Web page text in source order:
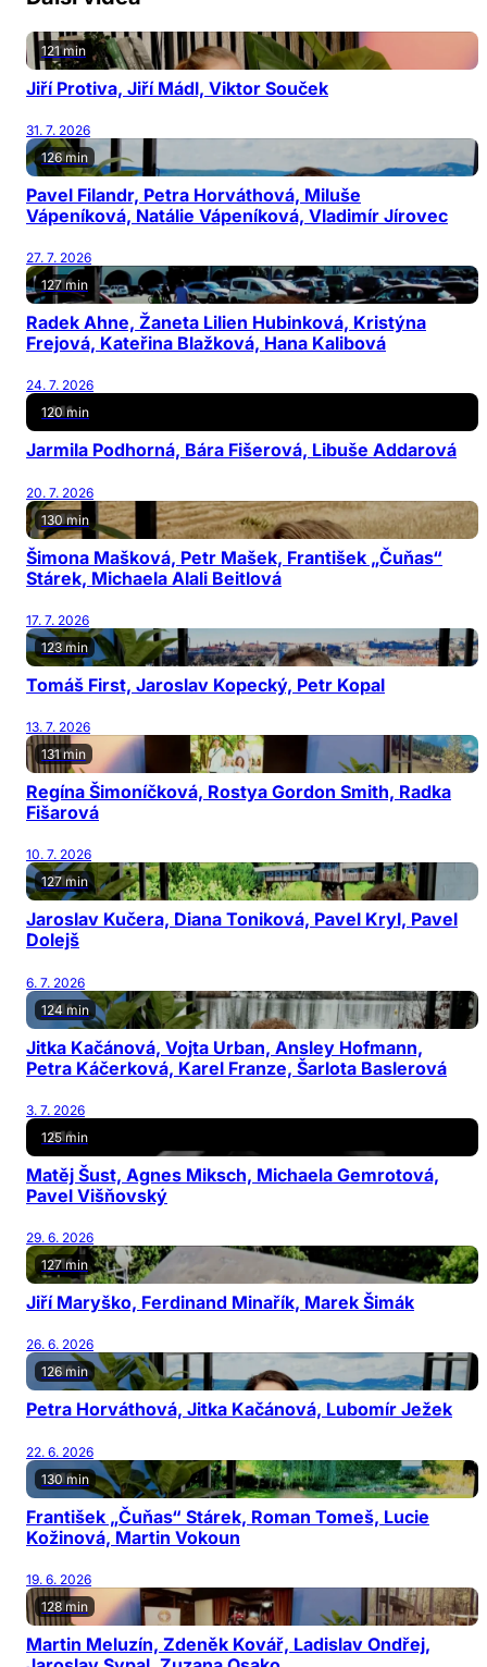
121 min
Jiří Protiva, Jiří Mádl, Viktor Souček
31. 7. 2026
126 min
Pavel Filandr, Petra Horváthová, Miluše
Vápeníková, Natálie Vápeníková, Vladimír Jírovec
27. 7. 2026
127 min
Radek Ahne, Žaneta Lilien Hubinková, Kristýna
Frejová, Kateřina Blažková, Hana Kalibová
24. 7. 2026
120 min
Jarmila Podhorná, Bára Fišerová, Libuše Addarová
20. 7. 2026
130 min
Šimona Mašková, Petr Mašek, František „Čuňas“
Stárek, Michaela Alali Beitlová
17. 7. 2026
123 min
Tomáš First, Jaroslav Kopecký, Petr Kopal
13. 7. 2026
131 min
Regína Šimoníčková, Rostya Gordon Smith, Radka
Fišarová
10. 7. 2026
127 min
Jaroslav Kučera, Diana Toniková, Pavel Kryl, Pavel
Dolejš
6. 7. 2026
124 min
Jitka Kačánová, Vojta Urban, Ansley Hofmann,
Petra Káčerková, Karel Franze, Šarlota Baslerová
3. 7. 2026
125 min
Matěj Šust, Agnes Miksch, Michaela Gemrotová,
Pavel Višňovský
29. 6. 2026
127 min
Jiří Maryško, Ferdinand Minařík, Marek Šimák
26. 6. 2026
126 min
Petra Horváthová, Jitka Kačánová, Lubomír Ježek
22. 6. 2026
130 min
František „Čuňas“ Stárek, Roman Tomeš, Lucie
Kožinová, Martin Vokoun
19. 6. 2026
128 min
Martin Meluzín, Zdeněk Kovář, Ladislav Ondřej,